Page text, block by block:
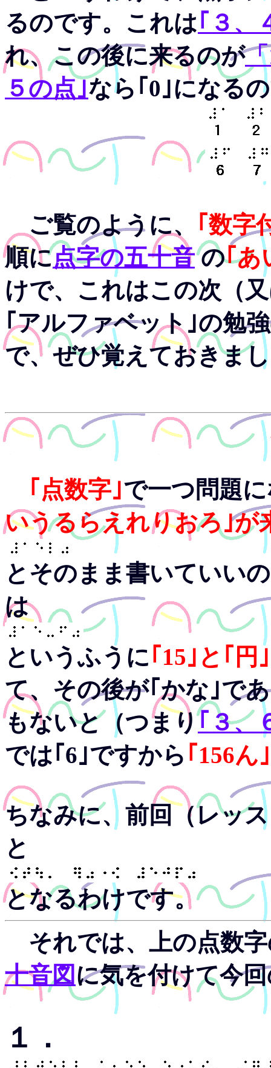
るのです。これは｢３、
れ、この後に来るのが
５の点｣なら｢0｣になる
ご覧のように、
｢数字
順に点字の五十音の｢あ
けで、これはこの次（
｢アルファベット｣の勉
で、ぜひ覚えておきま
｢点数字｣で一つ問題
いうるらえれりおろ｣が
とそのまま書いていい
は
というふうに｢15｣と｢円
て、その後が｢かな｣で
もないと（つまり｢３、
では｢6｣ですから ｢156ん｣
ちなみに、前回（レッ
と
となるわけです。
それでは、上の点数
十音図 に気を付けて今
１．